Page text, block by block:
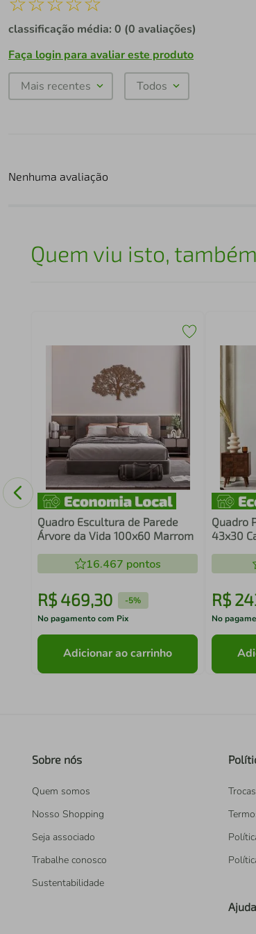
classificação média: 0 (0 avaliações)
Faça login para avaliar este produto
Mais recentes Todos
Nenhuma avaliação
Quem viu isto,
Quadro Escultura de Parede
Árvore da Vida 100x60 Marrom
16.467 pontos
R$ 469,30 -5%
No pagamento com Pix
Adicionar ao carrinho
Quadro
43x30
R$
No
Sobre nós
Quem somos
Nosso Shopping
Seja associado
Trabalhe conosco
Sustentabilidade
Ajuda